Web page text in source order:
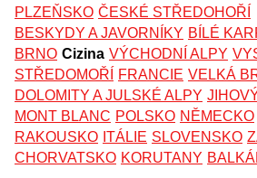
PLZEŇSKO ČESKÉ STŘEDOHOŘÍ
BESKYDY A JAVORNÍKY BÍLÉ
BRNO Cizina VÝCHODNÍ ALPY
STŘEDOMOŘÍ
FRANCIE VELKÁ
DOLOMITY A JULSKÉ ALPY
MONT BLANC POLSKO NĚMECKO
RAKOUSKO ITÁLIE SLOVENSKO
CHORVATSKO KORUTANY